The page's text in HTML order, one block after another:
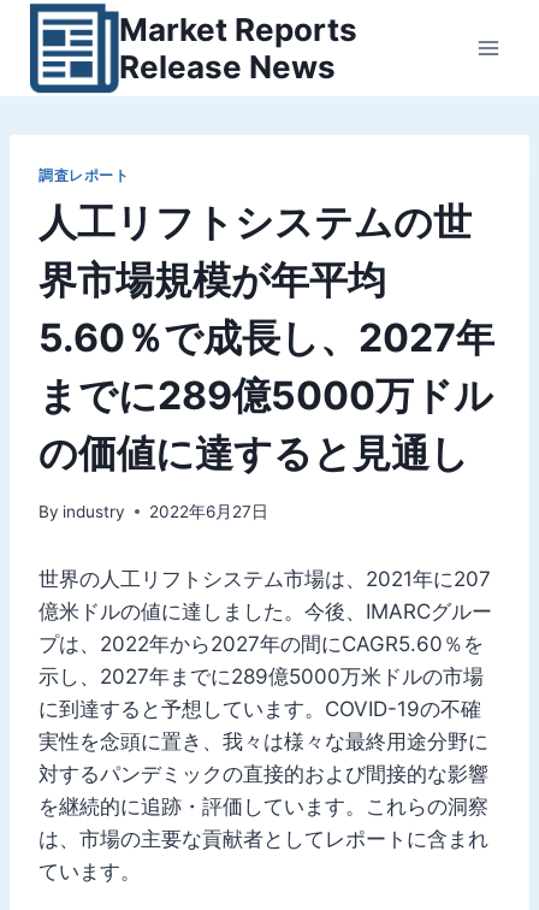
Market Reports
Release News
調査レポート
人工リフトシステムの世
界市場規模が年平均
5.60％で成長し、2027年
までに289億5000万ドル
の価値に達すると見通し
By industry 2022年6月27日
世界の人工リフトシステム市場は、2021年に207
億米ドルの値に達しました。今後、IMARCグルー
プは、2022年から2027年の間にCAGR5.60％を
示し、2027年までに289億5000万米ドルの市場
に到達すると予想しています。COVID-19の不確
実性を念頭に置き、我々は様々な最終用途分野に
対するパンデミックの直接的および間接的な影響
を継続的に追跡・評価しています。これらの洞察
は、市場の主要な貢献者としてレポートに含まれ
ています。